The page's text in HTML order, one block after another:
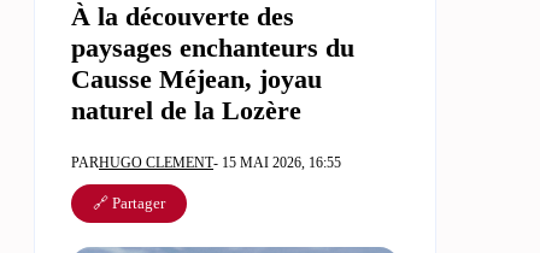
À la découverte des
paysages enchanteurs du
Causse Méjean, joyau
naturel de la Lozère
PARHUGO CLEMENT- 15 MAI 2026, 16:55
🔗 Partager